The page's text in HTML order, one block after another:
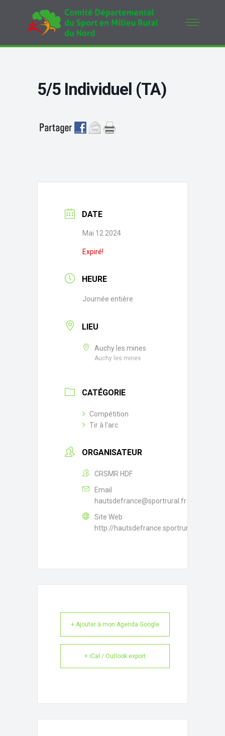
5/5 Individuel (TA)
DATE
Mai 12 2024
Expiré!
HEURE
Journée entière
LIEU
Auchy les mines
Auchy les mines
CATÉGORIE
Compétition
Tir à l'arc
ORGANISATEUR
CRSMR HDF
Email
hautsdefrance@sportrural.fr
Site Web
http://hautsdefrance.sportrural.fr/
+ Ajouter à mon Agenda Google
+ iCal / Outlook export